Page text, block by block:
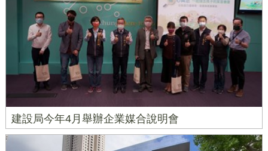
建設局今年4月舉辦企業媒合說明會